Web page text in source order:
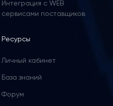
Интеграция с WEB
сервисами поставщиков
Ресурсы
Личный кабинет
База знаний
Форум